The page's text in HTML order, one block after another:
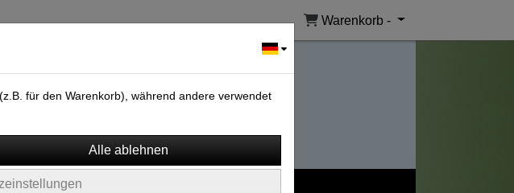
Warenkorb -
für den Warenkorb), während andere verwendet